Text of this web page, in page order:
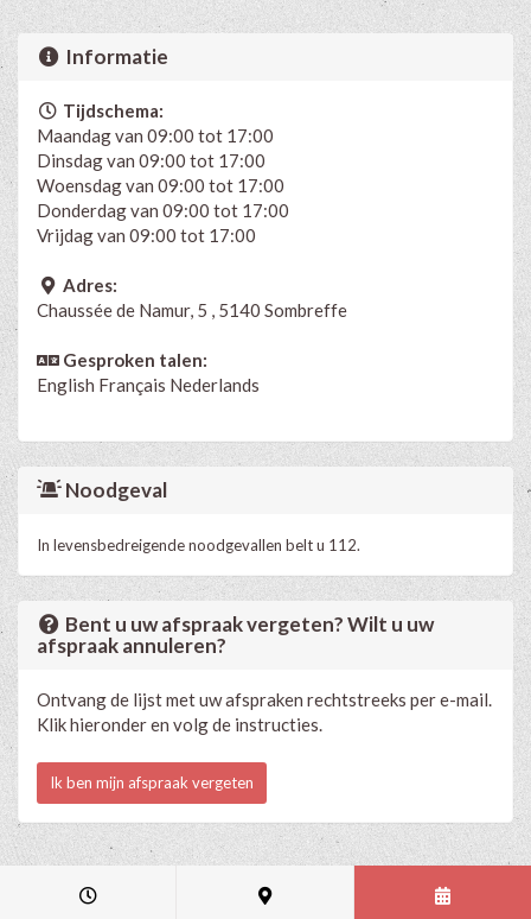
Informatie
Tijdschema:
Maandag van 09:00 tot 17:00
Dinsdag van 09:00 tot 17:00
Woensdag van 09:00 tot 17:00
Donderdag van 09:00 tot 17:00
Vrijdag van 09:00 tot 17:00
Adres:
Chaussée de Namur, 5 , 5140 Sombreffe
Gesproken talen:
English Français Nederlands
Noodgeval
In levensbedreigende noodgevallen belt u 112.
Bent u uw afspraak vergeten? Wilt u uw
afspraak annuleren?
Ontvang de lijst met uw afspraken rechtstreeks per e-mail.
Klik hieronder en volg de instructies.
Ik ben mijn afspraak vergeten
2015 - 2026 -
lees de privacyverklaring van deze praktijk